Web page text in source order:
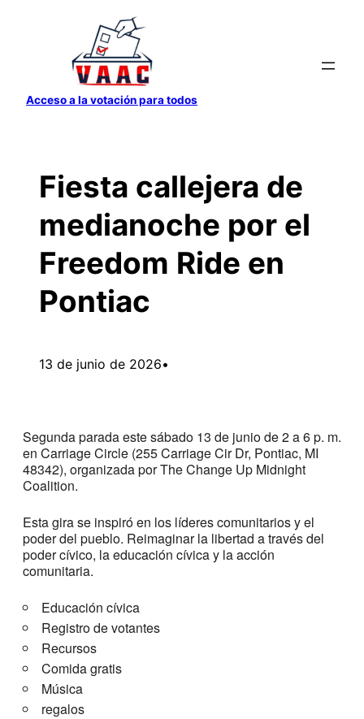
contenido
Acceso a la votación para todos
Fiesta callejera de
medianoche por el
Freedom Ride en
Pontiac
13 de junio de 2026•
Segunda parada este sábado 13 de junio de 2 a 6 p. m.
en Carriage Circle (255 Carriage Cir Dr, Pontiac, MI
48342), organizada por The Change Up Midnight
Coalition.
Esta gira se inspiró en los líderes comunitarios y el
poder del pueblo. Reimaginar la libertad a través del
poder cívico, la educación cívica y la acción
comunitaria.
Educación cívica
Registro de votantes
Recursos
Comida gratis
Música
regalos